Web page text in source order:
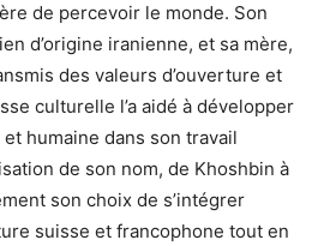
de percevoir le monde. Son
d’origine iranienne, et sa mère,
des valeurs d’ouverture et
culturelle l’a aidé à développer
humaine dans son travail
de son nom, de Khoshbin à
son choix de s’intégrer
suisse et francophone tout en